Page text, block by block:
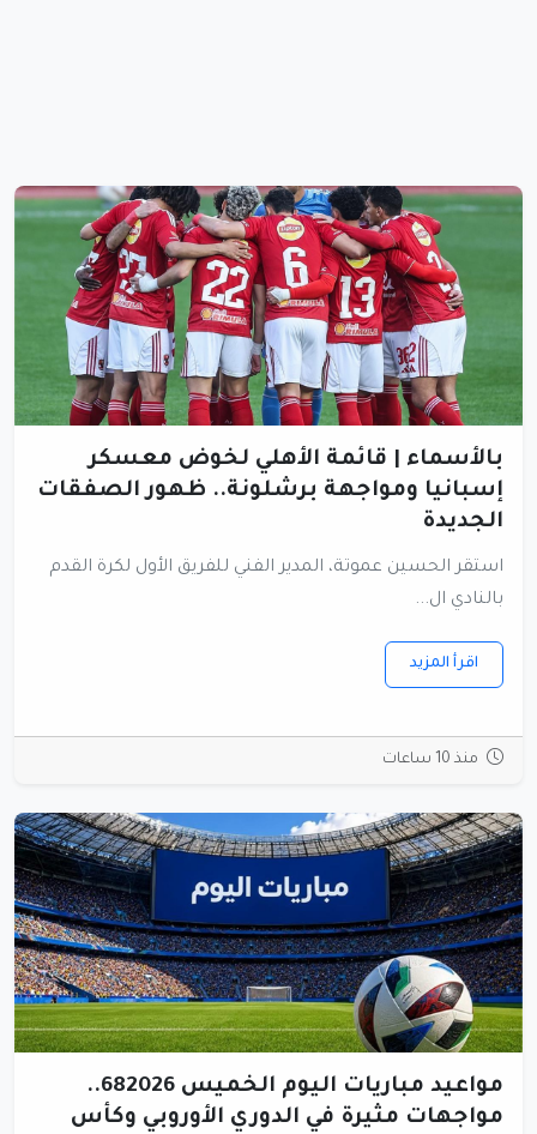
بالأسماء | قائمة الأهلي لخوض معسكر
إسبانيا ومواجهة برشلونة.. ظهور الصفقات
الجديدة
استقر الحسين عموتة، المدير الفني للفريق الأول لكرة القدم
بالنادي ال...
اقرأ المزيد
منذ 10 ساعات
مواعيد مباريات اليوم الخميس 682026..
مواجهات مثيرة في الدوري الأوروبي وكأس